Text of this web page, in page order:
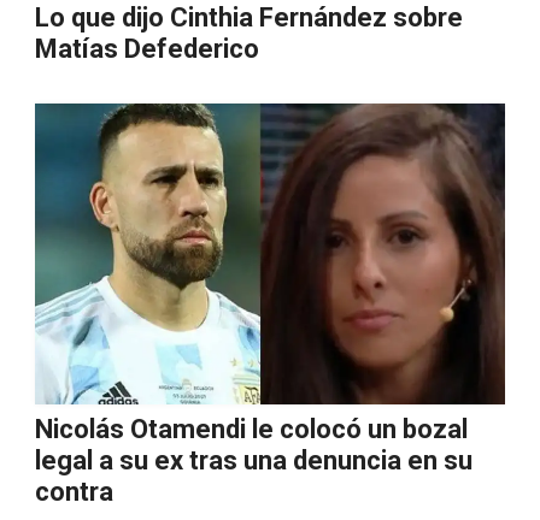
Lo que dijo Cinthia Fernández sobre
Matías Defederico
Nicolás Otamendi le colocó un bozal
legal a su ex tras una denuncia en su
contra